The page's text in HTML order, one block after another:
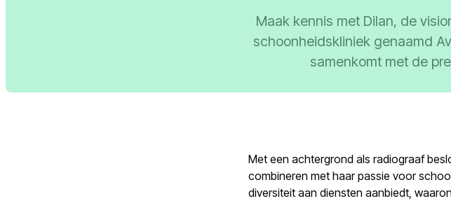
Maak kennis met Dilan, de
schoonheidskliniek genaamd
samenkomt met de
Met een achtergrond als radiograaf
combineren met haar passie voor
diversiteit aan diensten aanbiedt,